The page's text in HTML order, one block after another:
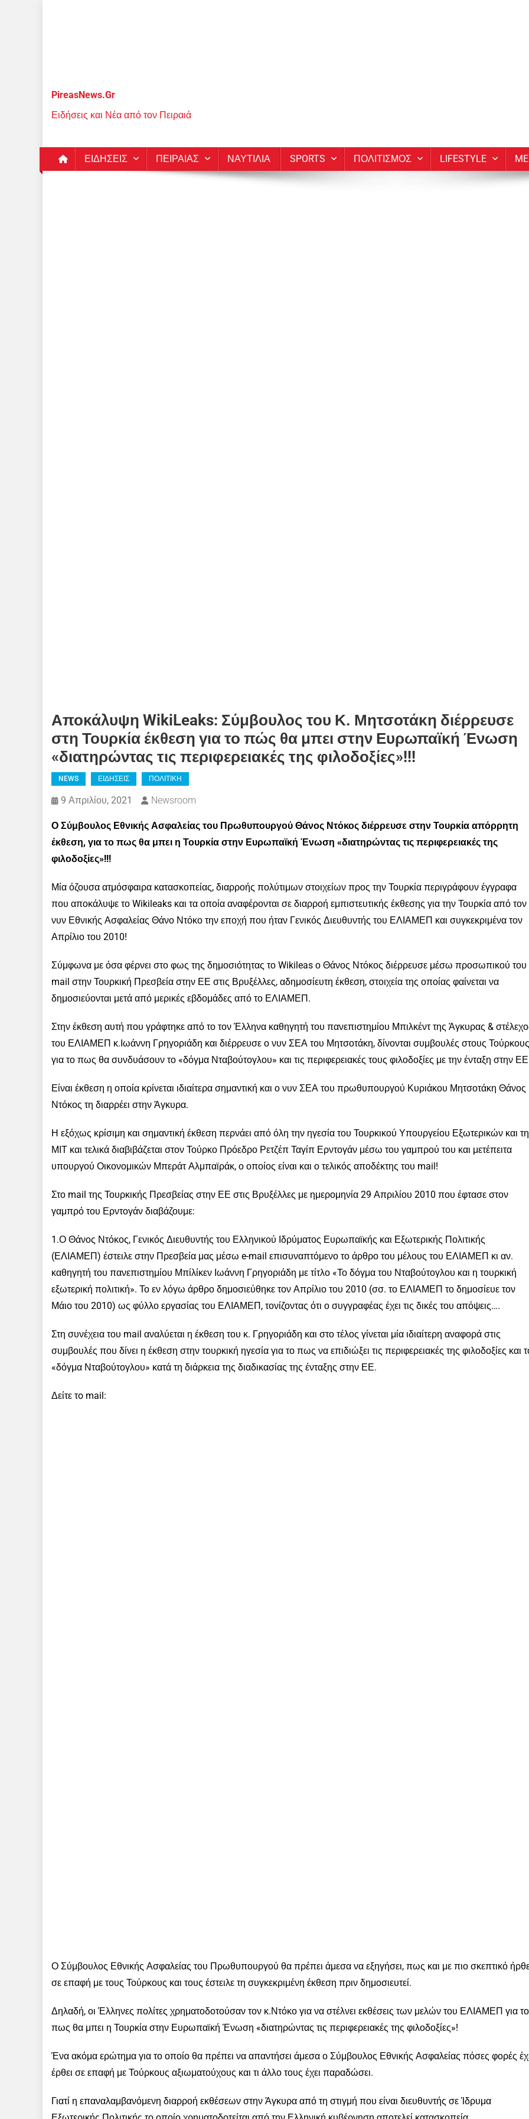
PireasNews.Gr
Ειδήσεις και Νέα από τον Πειραιά
ΕΙΔΗΣΕΙΣ ΠΕΙΡΑΙΑΣ ΝΑΥΤΙΛΙΑ SPORTS ΠΟΛΙΤΙΣΜΟΣ LIFESTYLE
Αποκάλυψη WikiLeaks: Σύμβουλος του Κ. Μητσοτάκη διέρρευσε
στη Τουρκία έκθεση για το πώς θα μπει στην Ευρωπαϊκή Ένωση
«διατηρώντας τις περιφερειακές της φιλοδοξίες»!!!
NEWS ΕΙΔΗΣΕΙΣ ΠΟΛΙΤΙΚΗ
9 Απριλίου, 2021 Newsroom
Ο Σύμβουλος Εθνικής Ασφαλείας του Πρωθυπουργού Θάνος Ντόκος διέρρευσε στην Τουρκία απόρρητη
έκθεση, για το πως θα μπει η Τουρκία στην Ευρωπαϊκή Ένωση «διατηρώντας τις περιφερειακές της
φιλοδοξίες»!!!
Μία όζουσα ατμόσφαιρα κατασκοπείας, διαρροής πολύτιμων στοιχείων προς την Τουρκία περιγράφουν έγγραφα
που αποκάλυψε το Wikileaks και τα οποία αναφέρονται σε διαρροή εμπιστευτικής έκθεσης για την Τουρκία από τον
νυν Εθνικής Ασφαλείας Θάνο Ντόκο την εποχή που ήταν Γενικός Διευθυντής του ΕΛΙΑΜΕΠ και συγκεκριμένα τον
Απρίλιο του 2010!
Σύμφωνα με όσα φέρνει στο φως της δημοσιότητας το Wikileas ο Θάνος Ντόκος διέρρευσε μέσω προσωπικού του
mail στην Τουρκική Πρεσβεία στην ΕΕ στις Βρυξέλλες, αδημοσίευτη έκθεση, στοιχεία της οποίας φαίνεται να
δημοσιεύονται μετά από μερικές εβδομάδες από το ΕΛΙΑΜΕΠ.
Στην έκθεση αυτή που γράφτηκε από το τον Έλληνα καθηγητή του πανεπιστημίου Μπιλκέντ της Άγκυρας &
του ΕΛΙΑΜΕΠ κ.Ιωάννη Γρηγοριάδη και διέρρευσε ο νυν ΣΕΑ του Μητσοτάκη, δίνονται συμβουλές στους Τούρκους
για το πως θα συνδυάσουν το «δόγμα Νταβούτογλου» και τις περιφερειακές τους φιλοδοξίες με την ένταξη στην
Είναι έκθεση η οποία κρίνεται ιδιαίτερα σημαντική και ο νυν ΣΕΑ του πρωθυπουργού Κυριάκου Μητσοτάκη Θάνος
Ντόκος τη διαρρέει στην Άγκυρα.
Η εξόχως κρίσιμη και σημαντική έκθεση περνάει από όλη την ηγεσία του Τουρκικού Υπουργείου Εξωτερικών και
ΜΙΤ και τελικά διαβιβάζεται στον Τούρκο Πρόεδρο Ρετζέπ Ταγίπ Ερντογάν μέσω του γαμπρού του και μετέπειτα
υπουργού Οικονομικών Μπεράτ Αλμπαϊράκ, ο οποίος είναι και ο τελικός αποδέκτης του mail!
Στο mail της Τουρκικής Πρεσβείας στην ΕΕ στις Βρυξέλλες με ημερομηνία 29 Απριλίου 2010 που έφτασε στον
γαμπρό του Ερντογάν διαβάζουμε:
1.Ο Θάνος Ντόκος, Γενικός Διευθυντής του Ελληνικού Ιδρύματος Ευρωπαϊκής και Εξωτερικής Πολιτικής
(ΕΛΙΑΜΕΠ) έστειλε στην Πρεσβεία μας μέσω e-mail επισυναπτόμενο το άρθρο του μέλους του ΕΛΙΑΜΕΠ κι αν.
καθηγητή του πανεπιστημίου Μπίλίκεν Ιωάννη Γρηγοριάδη με τίτλο «Το δόγμα του Νταβούτογλου και η τουρκική
εξωτερική πολιτική». Το εν λόγω άρθρο δημοσιεύθηκε τον Απρίλιο του 2010 (σσ. το ΕΛΙΑΜΕΠ το δημοσίευε τον
Μάιο του 2010) ως φύλλο εργασίας του ΕΛΙΑΜΕΠ, τονίζοντας ότι ο συγγραφέας έχει τις δικές του απόψεις….
Στη συνέχεια του mail αναλύεται η έκθεση του κ. Γρηγοριάδη και στο τέλος γίνεται μία ιδιαίτερη αναφορά στις
συμβουλές που δίνει η έκθεση στην τουρκική ηγεσία για το πως να επιδιώξει τις περιφερειακές της φιλοδοξίες και
«δόγμα Νταβούτογλου» κατά τη διάρκεια της διαδικασίας της ένταξης στην ΕΕ.
Δείτε τo mail:
Ο Σύμβουλος Εθνικής Ασφαλείας του Πρωθυπουργού θα πρέπει άμεσα να εξηγήσει, πως και με πιο σκεπτικό
σε επαφή με τους Τούρκους και τους έστειλε τη συγκεκριμένη έκθεση πριν δημοσιευτεί.
Δηλαδή, οι Έλληνες πολίτες χρηματοδοτούσαν τον κ.Ντόκο για να στέλνει εκθέσεις των μελών του ΕΛΙΑΜΕΠ για το
πως θα μπει η Τουρκία στην Ευρωπαϊκή Ένωση «διατηρώντας τις περιφερειακές της φιλοδοξίες»!
Ένα ακόμα ερώτημα για το οποίο θα πρέπει να απαντήσει άμεσα ο Σύμβουλος Εθνικής Ασφαλείας πόσες φορές
έρθει σε επαφή με Τούρκους αξιωματούχους και τι άλλο τους έχει παραδώσει.
Γιατί η επαναλαμβανόμενη διαρροή εκθέσεων στην Άγκυρα από τη στιγμή που είναι διευθυντής σε Ίδρυμα